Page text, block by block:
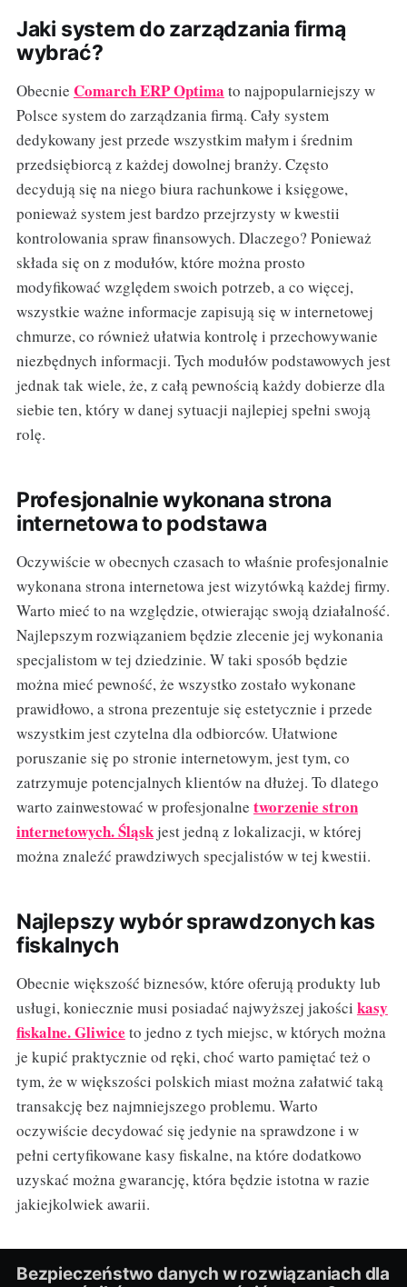
Jaki system do zarządzania firmą
wybrać?
Obecnie Comarch ERP Optima to najpopularniejszy w
Polsce system do zarządzania firmą. Cały system
dedykowany jest przede wszystkim małym i średnim
przedsiębiorcą z każdej dowolnej branży. Często
decydują się na niego biura rachunkowe i księgowe,
ponieważ system jest bardzo przejrzysty w kwestii
kontrolowania spraw finansowych. Dlaczego? Ponieważ
składa się on z modułów, które można prosto
modyfikować względem swoich potrzeb, a co więcej,
wszystkie ważne informacje zapisują się w internetowej
chmurze, co również ułatwia kontrolę i przechowywanie
niezbędnych informacji. Tych modułów podstawowych jest
jednak tak wiele, że, z całą pewnością każdy dobierze dla
siebie ten, który w danej sytuacji najlepiej spełni swoją
rolę.
Profesjonalnie wykonana strona
internetowa to podstawa
Oczywiście w obecnych czasach to właśnie profesjonalnie
wykonana strona internetowa jest wizytówką każdej firmy.
Warto mieć to na względzie, otwierając swoją działalność.
Najlepszym rozwiązaniem będzie zlecenie jej wykonania
specjalistom w tej dziedzinie. W taki sposób będzie
można mieć pewność, że wszystko zostało wykonane
prawidłowo, a strona prezentuje się estetycznie i przede
wszystkim jest czytelna dla odbiorców. Ułatwione
poruszanie się po stronie internetowym, jest tym, co
zatrzymuje potencjalnych klientów na dłużej. To dlatego
warto zainwestować w profesjonalne tworzenie stron
internetowych. Śląskjest jedną z lokalizacji, w której
można znaleźć prawdziwych specjalistów w tej kwestii.
Najlepszy wybór sprawdzonych kas
fiskalnych
Obecnie większość biznesów, które oferują produkty lub
usługi, koniecznie musi posiadać najwyższej jakości kasy
fiskalne. Gliwice to jedno z tych miejsc, w których można
je kupić praktycznie od ręki, choć warto pamiętać też o
tym, że w większości polskich miast można załatwić taką
transakcję bez najmniejszego problemu. Warto
oczywiście decydować się jedynie na sprawdzone i w
pełni certyfikowane kasy fiskalne, na które dodatkowo
uzyskać można gwarancję, która będzie istotna w razie
jakiejkolwiek awarii.
Bezpieczeństwo danych w rozwiązaniach dla